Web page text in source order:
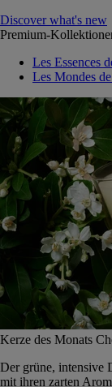
Discover what's new
Premium-
Les Essences
Les Mondes
Kerze des Monats
Der grüne, intensive
mit ihren zarten